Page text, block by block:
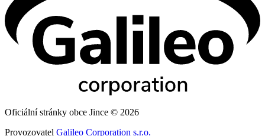
Oficiální stránky obce Jince © 2026
Provozovatel Galileo Corporation s.r.o.